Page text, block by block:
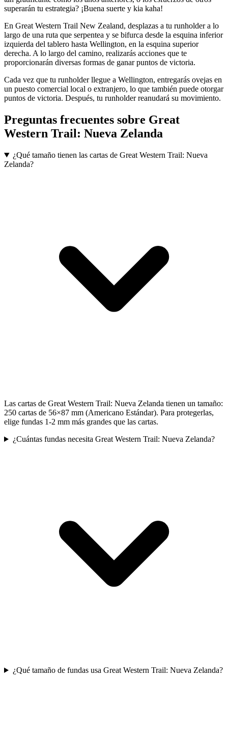
superarán tu estrategia? ¡Buena suerte y kia kaha!
En Great Western Trail New Zealand, desplazas a tu runholder a lo
largo de una ruta que serpentea y se bifurca desde la esquina inferior
izquierda del tablero hasta Wellington, en la esquina superior
derecha. A lo largo del camino, realizarás acciones que te
proporcionarán diversas formas de ganar puntos de victoria.
Cada vez que tu runholder llegue a Wellington, entregarás ovejas en
un puesto comercial local o extranjero, lo que también puede otorgar
puntos de victoria. Después, tu runholder reanudará su movimiento.
Preguntas frecuentes sobre Great
Western Trail: Nueva Zelanda
¿Qué tamaño tienen las cartas de Great Western Trail: Nueva
Zelanda?
Las cartas de Great Western Trail: Nueva Zelanda tienen un tamaño:
250 cartas de 56×87 mm (Americano Estándar). Para protegerlas,
elige fundas 1-2 mm más grandes que las cartas.
¿Cuántas fundas necesita Great Western Trail: Nueva Zelanda?
¿Qué tamaño de fundas usa Great Western Trail: Nueva Zelanda?